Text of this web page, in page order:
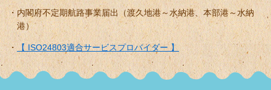
内閣府不定期航路事業届出（渡久地港～水納港、本部港～水納
港）
【 ISO24803適合サービスプロバイダー 】